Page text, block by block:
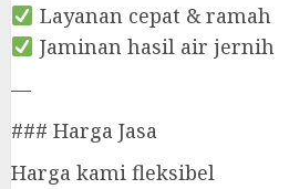
Layanan cepat & ramah
Jaminan hasil air jernih
—
### Harga Jasa
Harga kami fleksibel